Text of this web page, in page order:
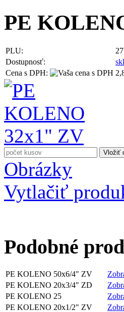
PE
PLU:
Dostupnosť:
Cena s DPH:
Obrázky
Vytlačiť
Podobné
PE KOLENO 50x6/4" ZV
PE KOLENO 20x3/4" ZD
PE KOLENO 25
PE KOLENO 20x1/2" ZV